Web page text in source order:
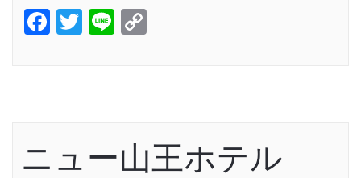
Facebook
Twitter
Line
ニュー山王ホテル